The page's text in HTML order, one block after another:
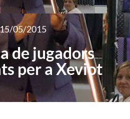
05/2015
de jugadors
per a Xeviot